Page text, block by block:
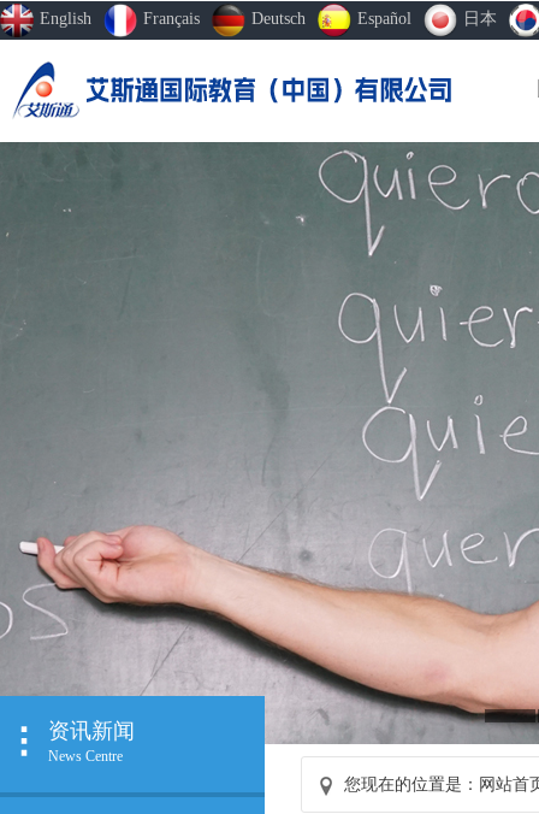
English Français Deutsch Español 日本
资讯新闻
News Centre
您现在的位置是： 网站首